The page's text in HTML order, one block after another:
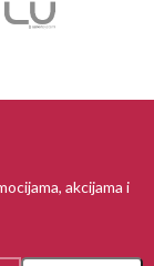
akcijama i